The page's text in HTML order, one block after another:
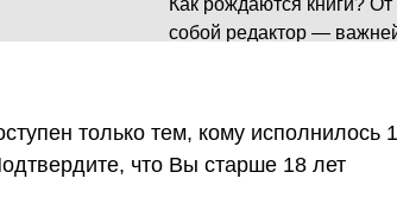
только тем, кому исполнилось
что Вы старше 18 лет
собой редактор —
стоят за всеми
книжного мира. Однако
особенно если вы —
Джудит Джонс, которая
облик литературы от